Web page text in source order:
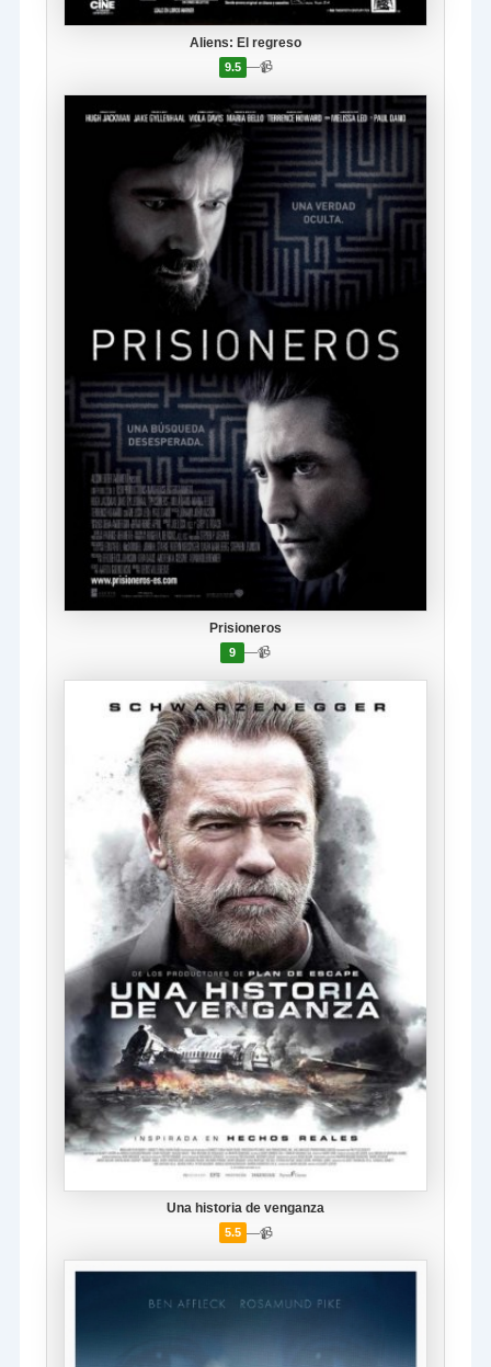
Aliens: El regreso
9.5 —📹
Prisioneros
9 —📹
Una historia de venganza
5.5 —📹